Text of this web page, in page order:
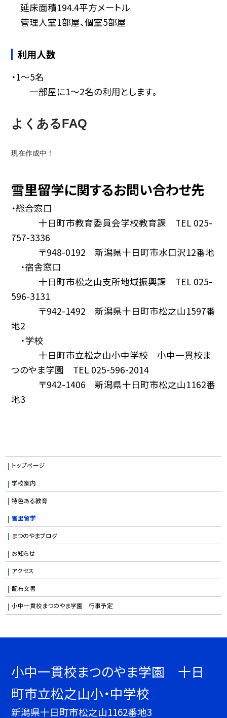
延床面積194.4平方メートル
管理人室1部屋、個室5部屋
利用人数
・1〜5名
一部屋に1〜2名の利用とします。
よくあるFAQ
現在作成中！
雪里留学に関するお問い合わせ先
・総合窓口
十日町市教育委員会学校教育課 TEL 025-
757-3336
〒948-0192 新潟県十日町市水口沢12番地
・宿舎窓口
十日町市松之山支所地域振興課 TEL 025-
596-3131
〒942-1492 新潟県十日町市松之山1597番
地2
・学校
十日町市立松之山小中学校 小中一貫校ま
つのやま学園 TEL 025-596-2014
〒942-1406 新潟県十日町市松之山1162番
地3
トップページ
学校案内
特色ある教育
雪里留学
まつのやまブログ
お知らせ
アクセス
配布文書
小中一貫校まつのやま学園 行事予定
小中一貫校まつのやま学園 十日
町市立松之山小・中学校
新潟県十日町市松之山1162番地3